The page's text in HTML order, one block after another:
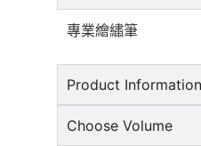
專業繪繡筆
Product Information
Choose Volume